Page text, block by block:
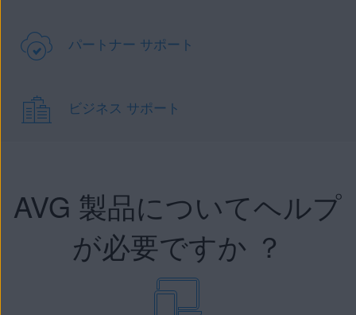
パートナー サポート
ビジネス サポート
AVG 製品についてヘルプ
が必要ですか ？